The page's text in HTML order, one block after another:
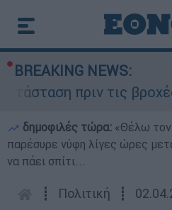
BREAKING NEWS:
πριν τις βροχές
δημοφιλές τώρα: «Θέλω τον
παρέσυρε νύφη λίγες ώρες
να πάει σπίτι...
┋ Πολιτική ┋